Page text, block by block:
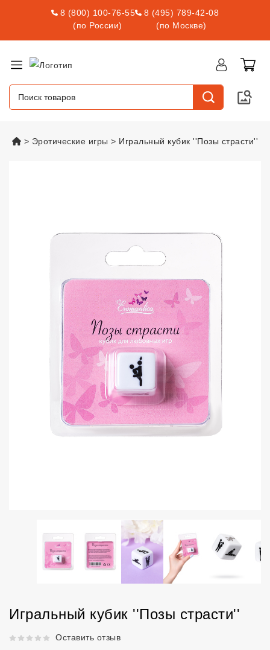
8 (800) 100-76-55
(по России)
8 (495) 789-42-08
(по Москве)
vsexshop.ru
Эротические игры Игральный кубик ''Позы страсти''
Игральный кубик ''Позы страсти''
Рейтинг 5 из 5.Оставить отзыв